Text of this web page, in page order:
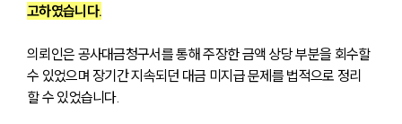
고하였습니다.
의뢰인은 공사대금청구서를 통해 주장한 금액 상당 부분을 회수할
수 있었으며 장기간 지속되던 대금 미지급 문제를 법적으로 정리
할 수 있었습니다.